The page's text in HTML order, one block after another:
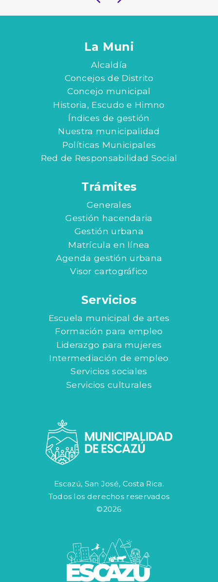
La Muni
Alcaldía
Concejos de Distrito
Concejo municipal
Historia, Escudo e Himno
Índices de gestión
Nuestra municipalidad
Políticas Municipales
Red de Responsabilidad Social
Trámites
Generales
Gestión hacendaria
Gestión urbana
Matrícula en línea
Agenda gestión urbana
Visor cartográfico
Servicios
Escuela municipal de artes
Formación para empleo
Liderazgo para mujeres
Intermediación de empleo
Servicios sociales
Servicios culturales
Escazú, San José, Costa Rica.
Todos los derechos reservados
©2026